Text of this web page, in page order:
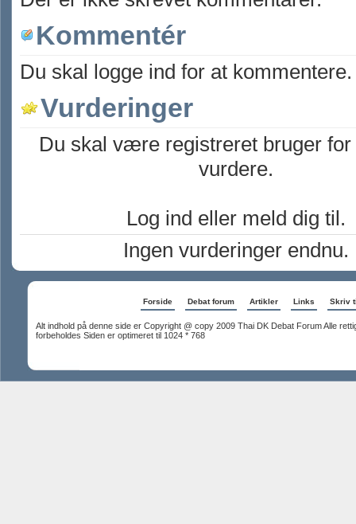
Kommentér
Du skal logge ind for at kommentere.
Vurderinger
Du skal være registreret bruger for
vurdere.
Log ind eller meld dig til.
Ingen vurderinger endnu.
Forside Debat forum Artikler Links Skriv
Alt indhold på denne side er Copyright @ copy 2009 Thai DK Debat Forum Alle
forbeholdes Siden er optimeret til 1024 * 768